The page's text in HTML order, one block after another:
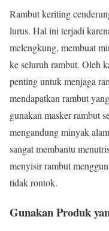
Rambut keriting
lurus. Hal ini terjadi
melengkung, membuat
ke seluruh rambut. Oleh
penting untuk menjaga
mendapatkan rambut
gunakan masker rambut
mengandung minyak
sangat membantu
menyisir rambut
tidak rontok.
Gunakan Produk